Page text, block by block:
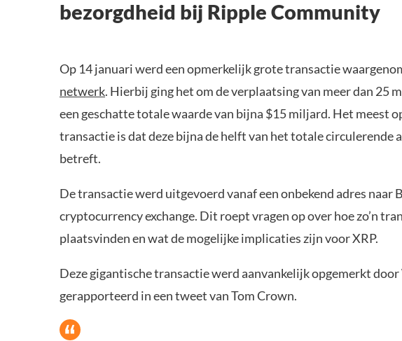
bezorgdheid bij Ripple Community
Op 14 januari werd een opmerkelijk grote transactie
netwerk. Hierbij ging het om de verplaatsing van meer dan 25
een geschatte totale waarde van bijna $15 miljard. Het meest
transactie is dat deze bijna de helft van het totale circulerende
betreft.
De transactie werd uitgevoerd vanaf een onbekend adres naar
cryptocurrency exchange. Dit roept vragen op over hoe zo’n
plaatsvinden en wat de mogelijke implicaties zijn voor XRP.
Deze gigantische transactie werd aanvankelijk opgemerkt
gerapporteerd in een tweet van Tom Crown.